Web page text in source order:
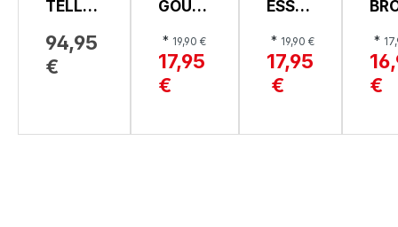
TELLER
TLG,
VESUVI
94,95
€
GOUR
ELLER,
SAISO
NS
* 19,90 €
17,95
€
ESSTE
COPP
A
* 19,90 €
17,95
€
,
ME
*
€